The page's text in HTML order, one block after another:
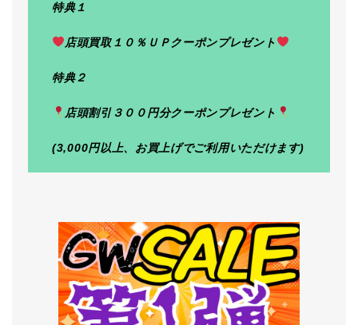
特典１
店頭買取１０％ＵＰクーポンプレゼント
特典２
店頭割引３００円分クーポンプレゼント
(3,000円以上、お買上げでご利用いただけます)